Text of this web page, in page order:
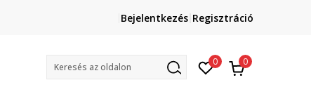
Lépj velünk kapcsolatba
online@sport-vision.huBejelentkezés Regisztráció
Keresés az oldalon 0 0